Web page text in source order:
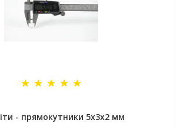
- прямокутники 5x3x2 мм